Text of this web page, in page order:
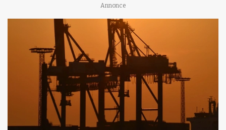
Annonce